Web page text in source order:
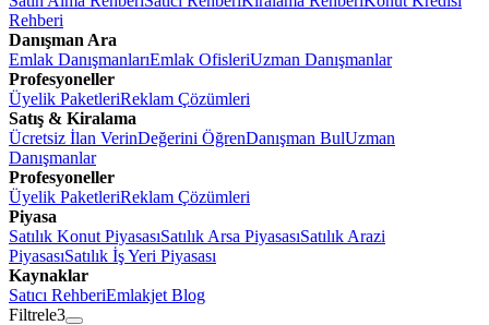
Rehberi
Danışman Ara
Emlak DanışmanlarıEmlak OfisleriUzman Danışmanlar
Profesyoneller
Üyelik PaketleriReklam Çözümleri
Satış & Kiralama
Ücretsiz İlan VerinDeğerini ÖğrenDanışman BulUzman
Danışmanlar
Profesyoneller
Üyelik PaketleriReklam Çözümleri
Piyasa
Satılık Konut PiyasasıSatılık Arsa PiyasasıSatılık Arazi
PiyasasıSatılık İş Yeri Piyasası
Kaynaklar
Satıcı RehberiEmlakjet Blog
Filtrele3